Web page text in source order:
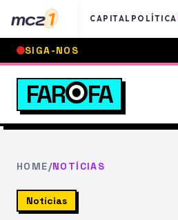
mcz1 CAPITAL POLÍTICA
SIGA-NOS
FAR FA
HOME/NOTÍCIAS
Notícias